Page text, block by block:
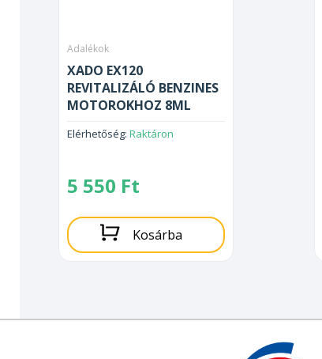
Adalékok
XADO EX120
REVITALIZÁLÓ BENZINES
MOTOROKHOZ 8ML
Elérhetőség: Raktáron
5 550 Ft
Kosárba